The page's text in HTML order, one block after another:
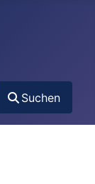
Suchen